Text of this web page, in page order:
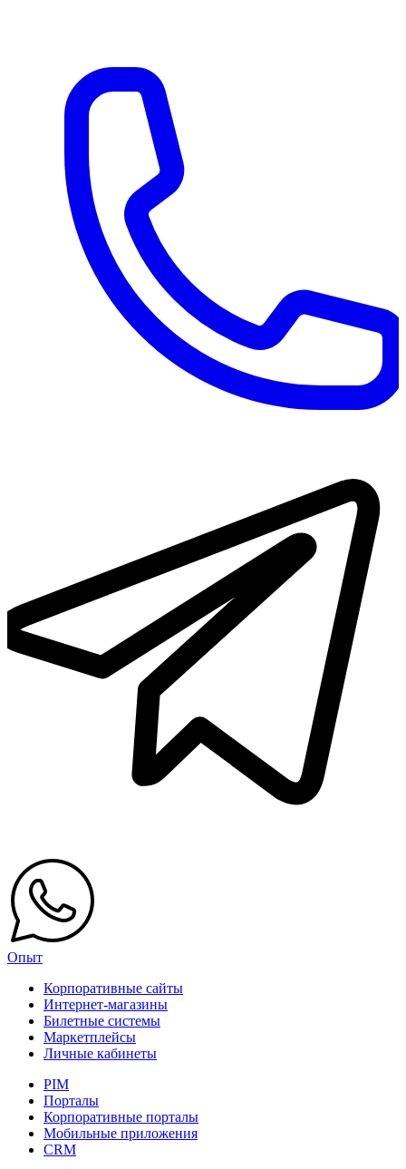
Опыт
Корпоративные сайты
Интернет-магазины
Билетные системы
Маркетплейсы
Личные кабинеты
PIM
Порталы
Корпоративные порталы
Мобильные приложения
CRM